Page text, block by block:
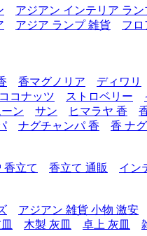
アジアン インテリア ラン
アジア ランプ 雑貨 フロ
香マグノリア ディワリ
コナッツ ストロベリー
ーン サン ヒマラヤ 香
ナグチャンパ 香 香 ナ
香立て 香立て 通販 イン
アジアン 雑貨 小物 激安
木製 灰皿 卓上 灰皿